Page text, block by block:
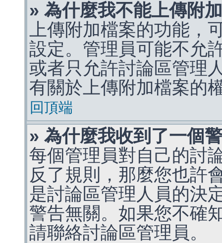
» 為什麼我不能上傳附
上傳附加檔案的功能，
設定。管理員可能不允
或者只允許討論區管理
有關於上傳附加檔案的
回頂端
» 為什麼我收到了一個
每個管理員對自己的討
反了規則，那麼您也許
是討論區管理人員的決
警告無關。如果您不確
請聯絡討論區管理員。